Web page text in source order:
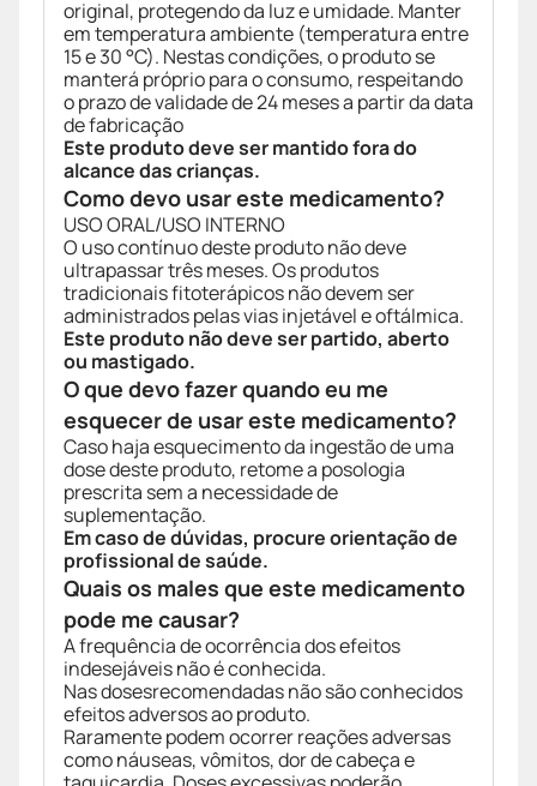
original, protegendo da luz e umidade. Manter
em temperatura ambiente (temperatura entre
15 e 30 °C). Nestas condições, o produto se
manterá próprio para o consumo, respeitando
o prazo de validade de 24 meses a partir da data
de fabricação
Este produto deve ser mantido fora do
alcance das crianças.
Como devo usar este medicamento?
USO ORAL/USO INTERNO
O uso contínuo deste produto não deve
ultrapassar três meses. Os produtos
tradicionais fitoterápicos não devem ser
administrados pelas vias injetável e oftálmica.
Este produto não deve ser partido, aberto
ou mastigado.
O que devo fazer quando eu me
esquecer de usar este medicamento?
Caso haja esquecimento da ingestão de uma
dose deste produto, retome a posologia
prescrita sem a necessidade de
suplementação.
Em caso de dúvidas, procure orientação de
profissional de saúde.
Quais os males que este medicamento
pode me causar?
A frequência de ocorrência dos efeitos
indesejáveis não é conhecida.
Nas dosesrecomendadas não são conhecidos
efeitos adversos ao produto.
Raramente podem ocorrer reações adversas
como náuseas, vômitos, dor de cabeça e